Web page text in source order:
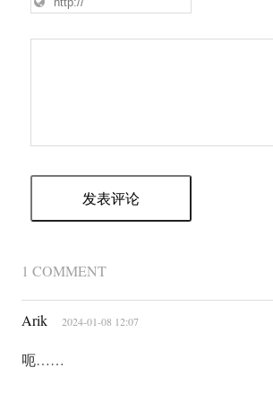
1 COMMENT
Arik 2024-01-08 12:07
呃……